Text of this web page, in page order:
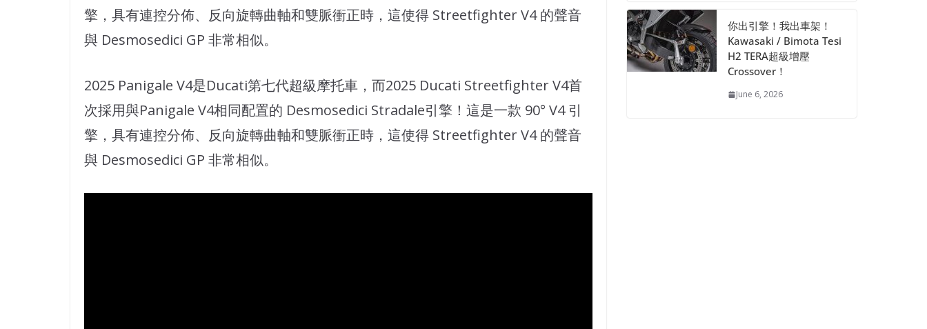
擎，具有連控分佈、反向旋轉曲軸和雙脈衝正時，這使得 Streetfighter V4 的聲音
與 Desmosedici GP 非常相似。
2025 Panigale V4是Ducati第七代超級摩托車，而2025 Ducati Streetfighter V4首
次採用與Panigale V4相同配置的 Desmosedici Stradale引擎！這是一款 90° V4 引
擎，具有連控分佈、反向旋轉曲軸和雙脈衝正時，這使得 Streetfighter V4 的聲音
與 Desmosedici GP 非常相似。
你出引擎！我出車架！
Kawasaki / Bimota Tesi
H2 TERA超級增壓
Crossover！
June 6, 2026